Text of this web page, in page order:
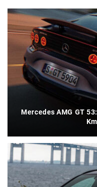
Mercedes AMG GT